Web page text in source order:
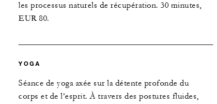
les processus naturels de récupération. 30 minutes,
EUR 80.
YOGA
Séance de yoga axée sur la détente profonde du
corps et de l’esprit. À travers des postures fluides,